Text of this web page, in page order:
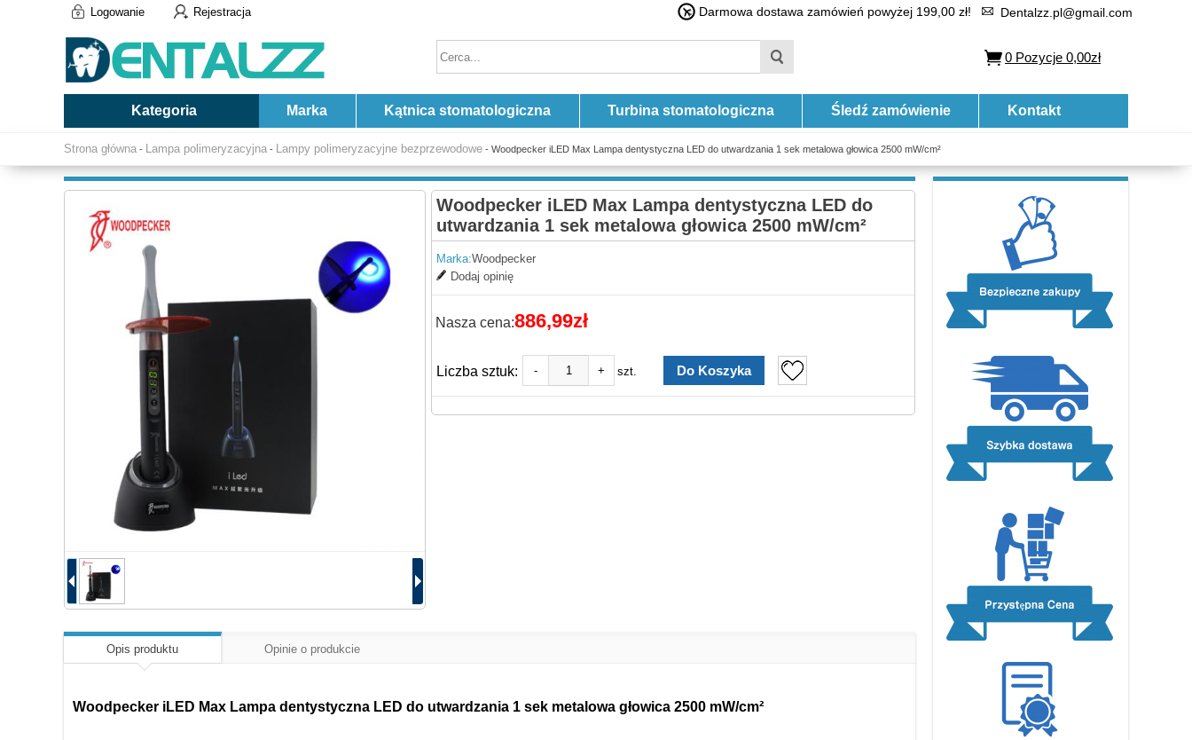
Logowanie Rejestracja Darmowa dostawa zamówień powyżej 199,00 zł! Dentalzz.pl@gmail.com
0 Pozycje 0,00zł
Kategoria Marka Kątnica stomatologiczna Turbina stomatologiczna Śledź zamówienie Kontakt
Strona główna - Lampa polimeryzacyjna - Lampy polimeryzacyjne bezprzewodowe - Woodpecker iLED Max Lampa dentystyczna LED do utwardzania 1 sek metalowa głowica 2500 mW/cm²
Woodpecker iLED Max Lampa dentystyczna LED do
utwardzania 1 sek metalowa głowica 2500 mW/cm²
Marka:Woodpecker
Dodaj opinię
Nasza cena:886,99zł
Liczba sztuk: - + szt.
Opis produktu Opinie o produkcie
Woodpecker iLED Max Lampa dentystyczna LED do utwardzania 1 sek metalowa głowica 2500 mW/cm²